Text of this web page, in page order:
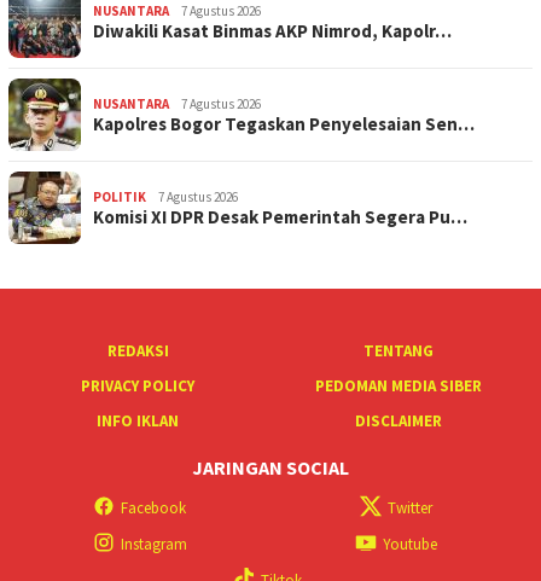
NUSANTARA 7 Agustus 2026
Diwakili Kasat Binmas AKP Nimrod, Kapolr…
NUSANTARA 7 Agustus 2026
Kapolres Bogor Tegaskan Penyelesaian Sen…
POLITIK 7 Agustus 2026
Komisi XI DPR Desak Pemerintah Segera Pu…
REDAKSI
TENTANG
PRIVACY POLICY
PEDOMAN MEDIA SIBER
INFO IKLAN
DISCLAIMER
JARINGAN SOCIAL
Facebook
Twitter
Instagram
Youtube